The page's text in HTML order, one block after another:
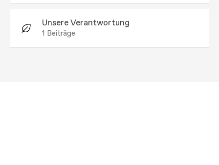
Unsere Verantwortung
1 Beiträge